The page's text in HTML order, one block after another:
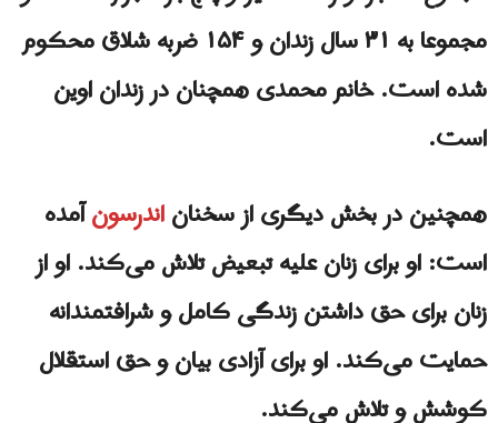
مجموعا به ۳۱ سال زندان و ۱۵۴ ضربه شلاق محکوم
شده است. خانم محمدی همچنان در زندان اوین
است.
همچنین در بخش دیگری از سخناناندرسونآمده
است: او برای زنان علیه تبعیض تلاش می‌کند. او از
زنان برای حق داشتن زندگی کامل و شرافتمندانه
حمایت می‌کند. او برای آزادی بیان و حق استقلال
کوشش و تلاش می‌کند.